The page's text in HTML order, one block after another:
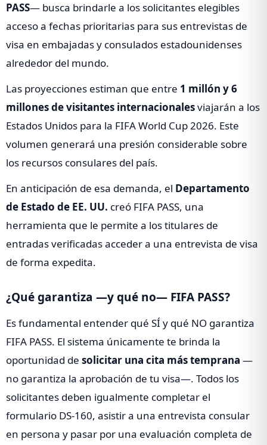
PASS— busca brindarle a los solicitantes elegibles
acceso a fechas prioritarias para sus entrevistas de
visa en embajadas y consulados estadounidenses
alrededor del mundo.
Las proyecciones estiman que entre 1 millón y 6
millones de visitantes internacionalesviajarán a los
Estados Unidos para la FIFA World Cup 2026. Este
volumen generará una presión considerable sobre
los recursos consulares del país.
En anticipación de esa demanda, el Departamento
de Estado de EE. UU. creó FIFA PASS, una
herramienta que le permite a los titulares de
entradas verificadas acceder a una entrevista de visa
de forma expedita.
¿Qué garantiza —y qué no— FIFA PASS?
Es fundamental entender qué SÍ y qué NO garantiza
FIFA PASS. El sistema únicamente te brinda la
oportunidad de solicitar una cita más temprana —
no garantiza la aprobación de tu visa—. Todos los
solicitantes deben igualmente completar el
formulario DS-160, asistir a una entrevista consular
en persona y pasar por una evaluación completa de